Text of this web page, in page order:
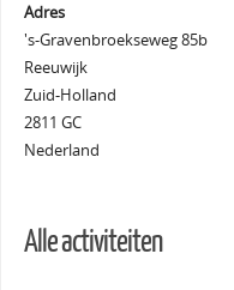
Adres
's-Gravenbroekseweg 85b
Reeuwijk
Zuid-Holland
2811 GC
Nederland
Alle activiteiten